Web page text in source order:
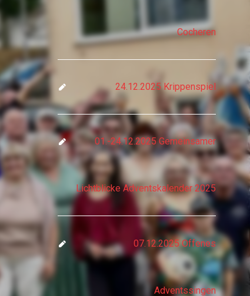
Cocheren
24.12.2025 Krippenspiel
01.-24.12.2025 Gemeinsamer
Lichtblicke Adventskalender 2025
07.12.2025 Offenes
Adventssingen